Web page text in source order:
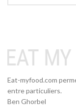
Eat-myfood.com
entre particuliers.
Ben Ghorbel